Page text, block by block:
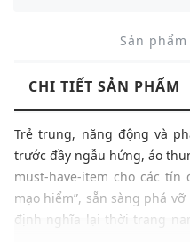
Sản
CHI TIẾT SẢN PHẨM
Trẻ trung, năng động và
trước đầy ngẫu hứng, áo
must-have-item cho các tín
mạo hiểm”, sẵn sàng phá
định nghĩa lại thời trang